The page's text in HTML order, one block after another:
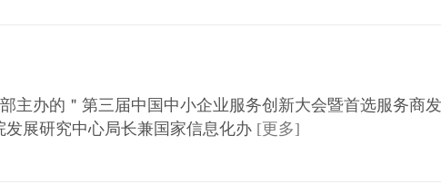
办的＂第三届中国中小企业服务创新大会暨首选服务商
展研究中心局长兼国家信息化办 [更多]